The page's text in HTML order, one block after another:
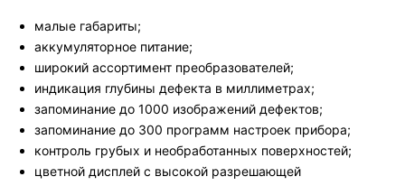
малые габариты;
аккумуляторное питание;
широкий ассортимент преобразователей;
индикация глубины дефекта в миллиметрах;
запоминание до 1000 изображений дефектов;
запоминание до 300 программ настроек прибора;
контроль грубых и необработанных поверхностей;
цветной дисплей с высокой разрешающей